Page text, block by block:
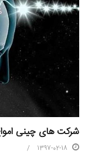
شرکت های چینی
1397-02-18